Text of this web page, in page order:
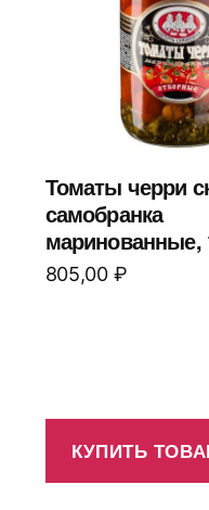
Томаты черри
самобранка
маринованные,
805,00 ₽
КУПИТЬ